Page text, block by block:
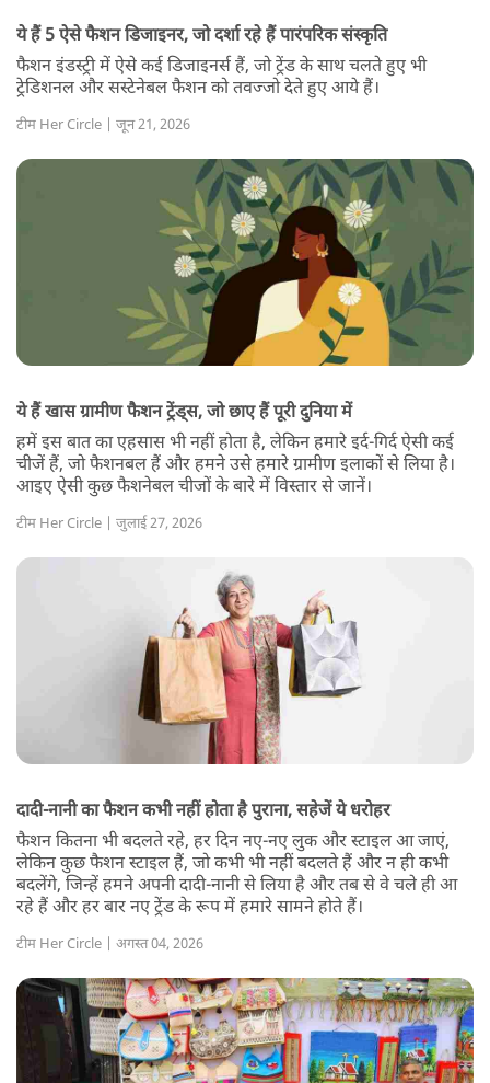
ये हैं 5 ऐसे फैशन डिजाइनर, जो दर्शा रहे हैं पारंपरिक संस्कृति
फैशन इंडस्ट्री में ऐसे कई डिजाइनर्स हैं, जो ट्रेंड के साथ चलते हुए भी
ट्रेडिशनल और सस्टेनेबल फैशन को तवज्जो देते हुए आये हैं।
टीम Her Circle | जून 21, 2026
ये हैं खास ग्रामीण फैशन ट्रेंड्स, जो छाए हैं पूरी दुनिया में
हमें इस बात का एहसास भी नहीं होता है, लेकिन हमारे इर्द-गिर्द ऐसी कई
चीजें हैं, जो फैशनबल हैं और हमने उसे हमारे ग्रामीण इलाकों से लिया है।
आइए ऐसी कुछ फैशनेबल चीजों के बारे में विस्तार से जानें।
टीम Her Circle | जुलाई 27, 2026
दादी-नानी का फैशन कभी नहीं होता है पुराना, सहेजें ये धरोहर
फैशन कितना भी बदलते रहे, हर दिन नए-नए लुक और स्टाइल आ जाएं,
लेकिन कुछ फैशन स्टाइल हैं, जो कभी भी नहीं बदलते हैं और न ही कभी
बदलेंगे, जिन्हें हमने अपनी दादी-नानी से लिया है और तब से वे चले ही आ
रहे हैं और हर बार नए ट्रेंड के रूप में हमारे सामने होते हैं।
टीम Her Circle | अगस्त 04, 2026